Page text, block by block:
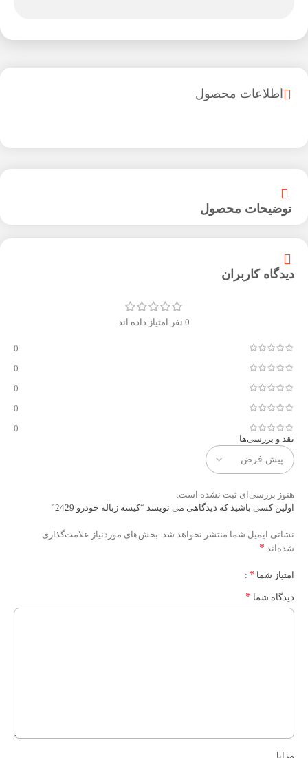
توضیحات محصول
اطلاعات محصول
دیدگاه کاربران
0 نفر امتیاز داده اند
0
0
0
0
0
نقد و بررسی‌ها
هنوز بررسی‌ای ثبت نشده است.
اولین کسی باشید که دیدگاهی می نویسد “کیسه زباله خودرو 2429”
نشانی ایمیل شما منتشر نخواهد شد. بخش‌های موردنیاز علامت‌گذاری
شده‌اند *
امتیاز شما *
دیدگاه شما *
مزایا